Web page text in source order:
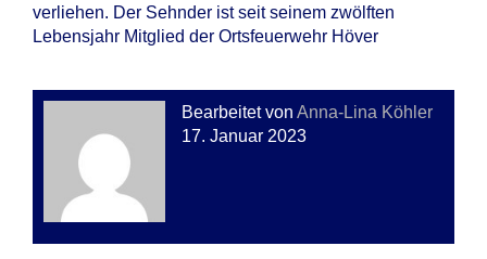
verliehen. Der Sehnder ist seit seinem zwölften
Lebensjahr Mitglied der Ortsfeuerwehr Höver
Bearbeitet von Anna-Lina Köhler
17. Januar 2023